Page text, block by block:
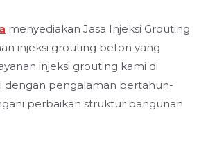
menyediakan Jasa Injeksi Grouting
injeksi grouting beton yang
injeksi grouting kami di
dengan pengalaman bertahun-
perbaikan struktur bangunan